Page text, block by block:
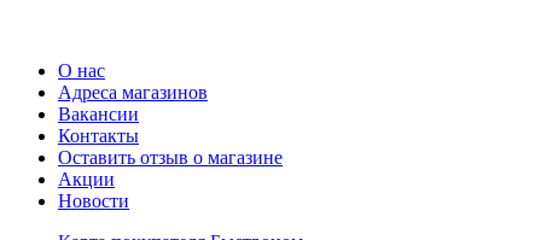
О нас
Адреса магазинов
Вакансии
Контакты
Оставить отзыв о магазине
Акции
Новости